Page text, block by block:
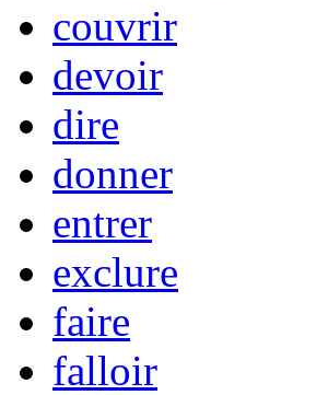
couvrir
devoir
dire
donner
entrer
exclure
faire
falloir